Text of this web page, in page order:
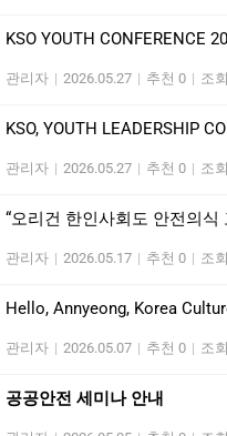
KSO YOUTH CONFERENCE
관리자 | 2026.05.27 | 추천 0 | 조
KSO, YOUTH LEADERSHIP
관리자 | 2026.05.27 | 추천 0 | 조
“오리건 한인사회도 안전의식
관리자 | 2026.05.17 | 추천 0 | 조
Hello, Annyeong, Korea
관리자 | 2026.05.07 | 추천 0 | 조
공공안전 세미나 안내